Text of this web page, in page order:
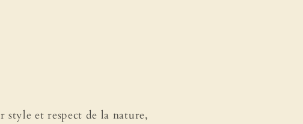
style et respect de la nature,